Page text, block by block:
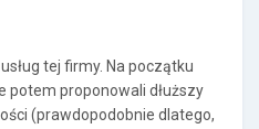
tej firmy. Na początku
potem proponowali dłuższy
(prawdopodobnie dlatego,